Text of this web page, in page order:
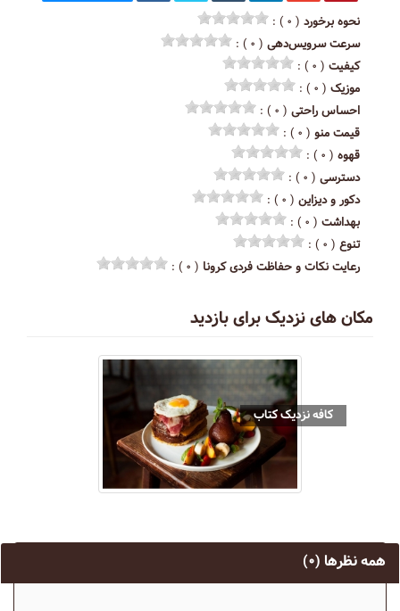
نحوه برخورد ( ۰ ) :
سرعت سرویس‌دهی ( ۰ ) :
کیفیت ( ۰ ) :
موزیک ( ۰ ) :
احساس راحتی ( ۰ ) :
قیمت منو ( ۰ ) :
قهوه ( ۰ ) :
دسترسی ( ۰ ) :
دکور و دیزاین ( ۰ ) :
بهداشت ( ۰ ) :
تنوع ( ۰ ) :
رعایت نکات و حفاظت فردی کرونا ( ۰ ) :
مکان های نزدیک برای بازدید
کافه نزدیک کتاب
همه نظرها (۰)